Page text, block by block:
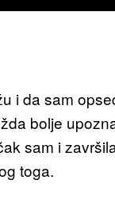
i da sam
bolje
sam i
toga.